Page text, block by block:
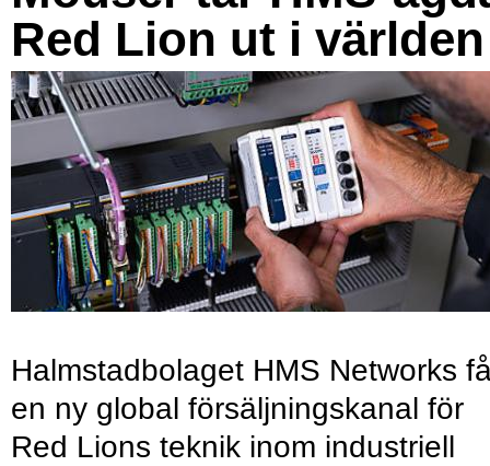
Red Lion ut i världen
Halmstadbolaget HMS Networks
en ny global försäljningskanal för
Red Lions teknik inom industriell